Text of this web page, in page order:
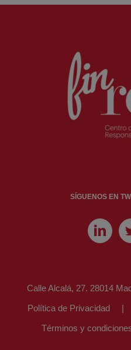
SÍGUENOS EN
Calle Alcalá, 27. 28014
Política de Privacidad
Términos y